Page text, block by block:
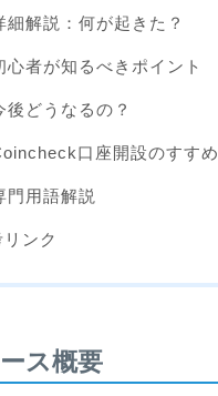
細解説：何が起きた？
心者が知るべきポイント
後どうなるの？
口座開設のすすめ
門用語解説
ンク
ス概要